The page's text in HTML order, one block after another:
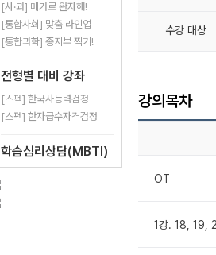
[사·과] 메가로 완자해!
[통합사회] 맞춤 라인업
[통합과학] 종지부 찍기!
전형별 대비 강좌
[스펙] 한국사능력검정
[스펙] 한자급수자격검정
학습심리상담(MBTI)
수강 대상
강의목차
OT
1강. 18, 19,